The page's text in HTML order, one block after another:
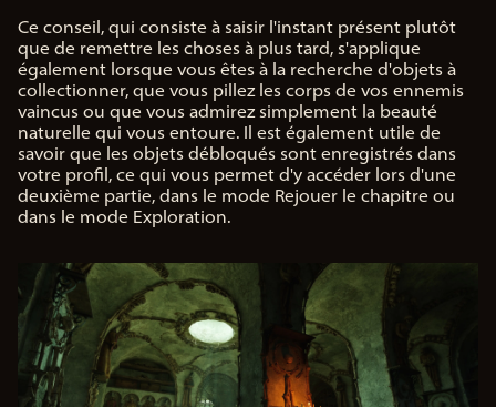
Ce conseil, qui consiste à saisir l'instant présent plutôt
que de remettre les choses à plus tard, s'applique
également lorsque vous êtes à la recherche d'objets à
collectionner, que vous pillez les corps de vos ennemis
vaincus ou que vous admirez simplement la beauté
naturelle qui vous entoure. Il est également utile de
savoir que les objets débloqués sont enregistrés dans
votre profil, ce qui vous permet d'y accéder lors d'une
deuxième partie, dans le mode Rejouer le chapitre ou
dans le mode Exploration.